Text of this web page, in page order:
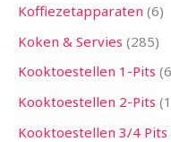
Koffiezetapparaten 6
Koken & Servies 285
Kooktoestellen 1-Pits 6
Kooktoestellen 2-Pits
Kooktoestellen 3/4 Pits